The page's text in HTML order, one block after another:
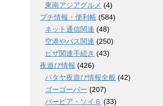
東南アジアグルメ (4)
プチ情報・便利帳 (584)
ネット通信関連 (48)
空港やバス関連 (250)
ビザ関連手続き (43)
夜遊び情報 (426)
パタヤ夜遊び情報全般 (42)
ゴーゴーバー (207)
バービア・ソイ６ (33)